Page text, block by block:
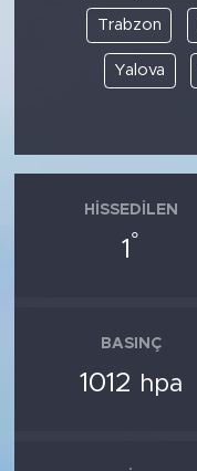
Trabzon
Yalova
HISSEDILEN
1 °
BASINÇ
1012 hpa